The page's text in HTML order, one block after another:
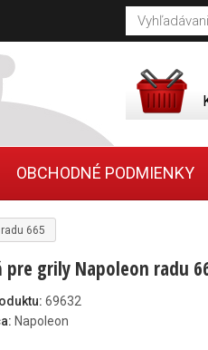
665
pre grily Napoleon radu
69632
Napoleon
OBCHODNÉ PODMIENKY